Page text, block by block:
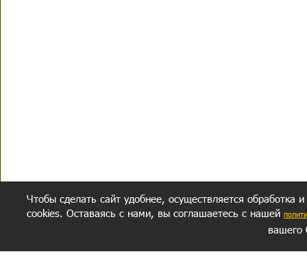
Чтобы сделать сайт удобнее, осуществляется обработка
cookies. Оставаясь с нами, вы соглашаетесь с нашей
вашего